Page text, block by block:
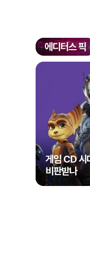
에디터스 픽
게임 CD 시
비판받나